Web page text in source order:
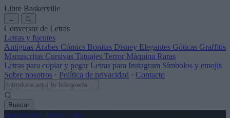
Libre Baskerville
←
Conversor de Letras
Letras y fuentes
Antiguas Árabes Cómics Bonitas Disney Elegantes Góticas Graffitis
Manuscritas Cursivas Tatuajes Terror Máquina Raras
Letras para copiar y pegar Letras para Instagram Símbolos y emojis
Sobre nosotros · Política de privacidad · Contacto
Buscar
conversordeletras.com